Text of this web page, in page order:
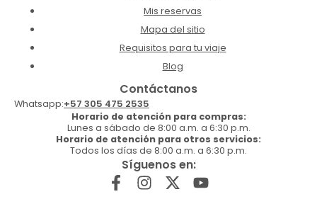
Mis reservas
Mapa del sitio
Requisitos para tu viaje
Blog
Contáctanos
Whatsapp:+57 305 475 2535
Horario de atención para compras:
Lunes a sábado de 8:00 a.m. a 6:30 p.m.
Horario de atención para otros servicios:
Todos los días de 8:00 a.m. a 6:30 p.m.
Síguenos en: